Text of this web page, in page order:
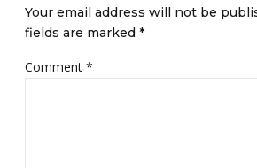
Your email address will not be
fields are marked *
Comment *